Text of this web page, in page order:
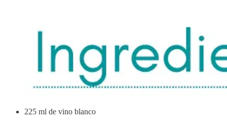
225 ml de vino blanco